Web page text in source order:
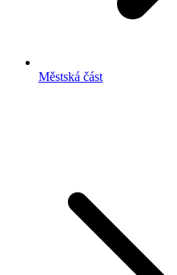
Městská část